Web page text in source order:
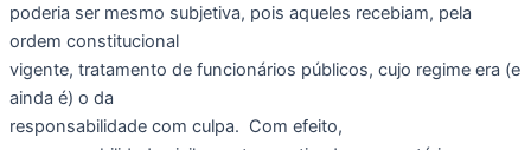
poderia ser mesmo subjetiva, pois aqueles recebiam, pela
ordem constitucional
vigente, tratamento de funcionários públicos, cujo regime era (e
ainda é) o da
responsabilidade com culpa. Com efeito,